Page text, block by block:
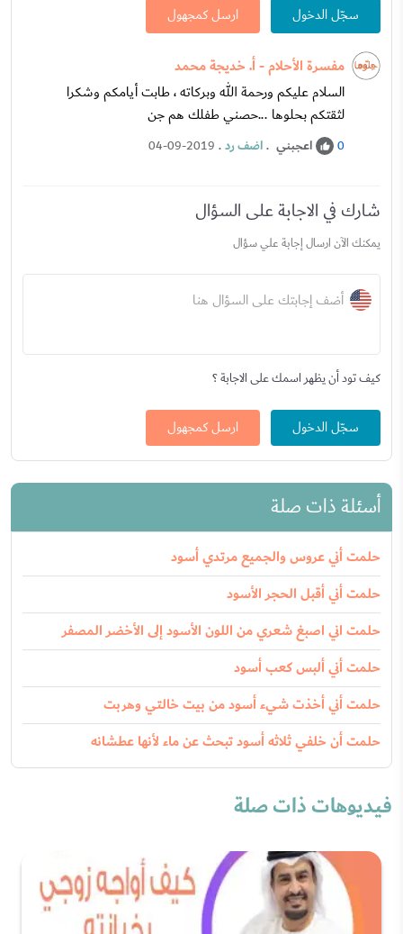
سجّل الدخول ارسل كمجهول
مفسرة الأحلام - أ. خديجة محمد
السلام عليكم ورحمة الله وبركاته ، طابت أيامكم وشكرا
لثقتكم بحلوها ...حصني طفلك هم جن
0 اعجبني .اضف رد.
04-09-2019
شارك في الاجابة على السؤال
يمكنك الآن ارسال إجابة علي سؤال
أضف إجابتك على السؤال هنا
كيف تود أن يظهر اسمك على الاجابة ؟
سجّل الدخول ارسل كمجهول
أسئلة ذات صلة
حلمت أني عروس والجميع مرتدي أسود
حلمت أني أقبل الحجر الأسود
حلمت اني اصبغ شعري من اللون الأسود إلى الأخضر المصفر
حلمت أني ألبس كعب أسود
حلمت أني أخذت شيء أسود من بيت خالتي وهربت
حلمت أن خلفي ثلاثه أسود تبحث عن ماء لأنها عطشانه
فيديوهات ذات صلة